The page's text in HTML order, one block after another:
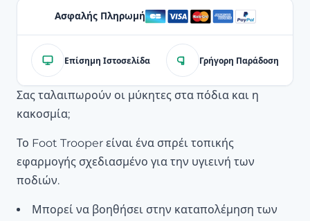
Ασφαλής Πληρωμή
Επίσημη Ιστοσελίδα Γρήγορη Παράδοση
Σας ταλαιπωρούν οι μύκητες στα πόδια και η
κακοσμία;
Το Foot Trooper είναι ένα σπρέι τοπικής
εφαρμογής σχεδιασμένο για την υγιεινή των
ποδιών.
Μπορεί να βοηθήσει στην καταπολέμηση των